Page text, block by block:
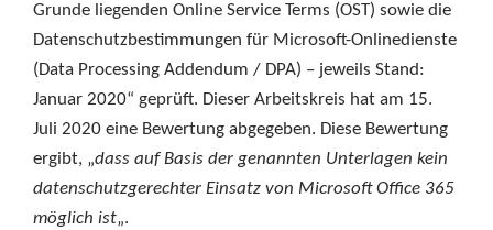
Grunde liegenden Online Service Terms (OST) sowie die
Datenschutzbestimmungen für Microsoft-Onlinedienste
(Data Processing Addendum / DPA) – jeweils Stand:
Januar 2020“ geprüft. Dieser Arbeitskreis hat am 15.
Juli 2020 eine Bewertung abgegeben. Diese Bewertung
ergibt, „dass auf Basis der genannten Unterlagen kein
datenschutzgerechter Einsatz von Microsoft Office 365
möglich ist„.